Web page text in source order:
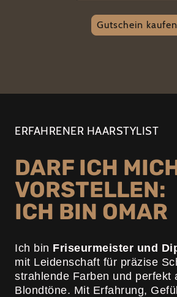
Gutschein kaufen
ERFAHRENER HAARSTYLIST
DARF ICH
VORSTELLEN:
ICH BIN OMAR
Ich bin Friseurmeister und
mit Leidenschaft für präzise
strahlende Farben und perfekt
Blondtöne. Mit Erfahrung,